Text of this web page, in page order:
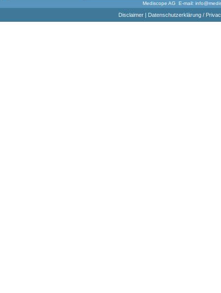
Mediscope AG E-mail:
Disclaimer| Datenschutzerklärung /